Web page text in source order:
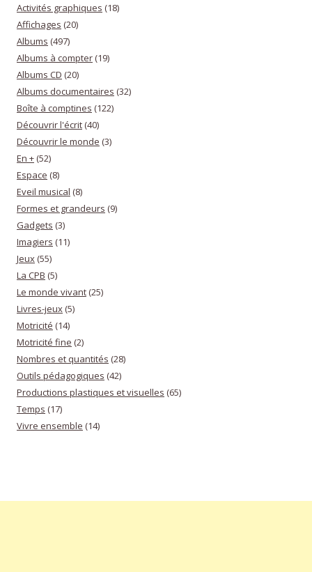
Activités graphiques (18)
Affichages (20)
Albums (497)
Albums à compter (19)
Albums CD (20)
Albums documentaires (32)
Boîte à comptines (122)
Découvrir l'écrit (40)
Découvrir le monde (3)
En + (52)
Espace (8)
Eveil musical (8)
Formes et grandeurs (9)
Gadgets (3)
Imagiers (11)
Jeux (55)
La CPB (5)
Le monde vivant (25)
Livres-jeux (5)
Motricité (14)
Motricité fine (2)
Nombres et quantités (28)
Outils pédagogiques (42)
Productions plastiques et visuelles (65)
Temps (17)
Vivre ensemble (14)